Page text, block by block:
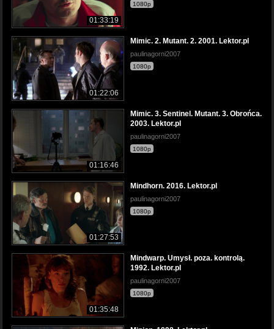
01:33:19
1080p
01:22:06
Mimic. 2. Mutant. 2. 2001. Lektor.pl
paulinagorni2007
1080p
01:16:46
Mimic. 3. Sentinel. Mutant. 3. Obrońca.
2003. Lektor.pl
paulinagorni2007
1080p
01:27:53
Mindhorn. 2016. Lektor.pl
paulinagorni2007
1080p
01:35:48
Mindwarp. Umysł. poza. kontrolą.
1992. Lektor.pl
paulinagorni2007
1080p